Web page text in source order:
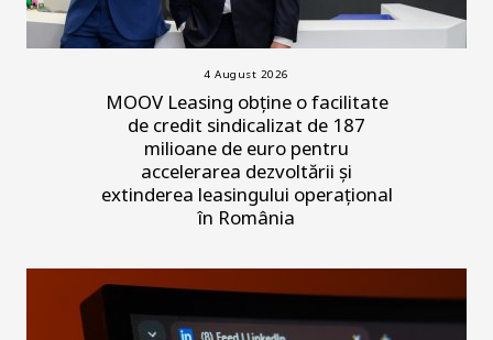
4 August 2026
MOOV Leasing obține o facilitate
de credit sindicalizat de 187
milioane de euro pentru
accelerarea dezvoltării și
extinderea leasingului operațional
în România